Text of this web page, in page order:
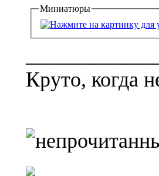
Миниатюры
Круто, когда